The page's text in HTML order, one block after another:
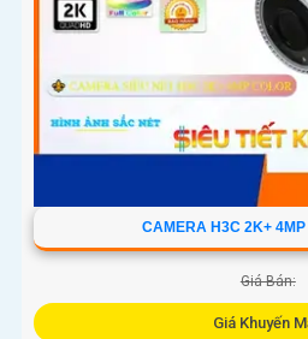
CAMERA H3C 2K+ 4MP
Giá Bán:
Giá Khuyến